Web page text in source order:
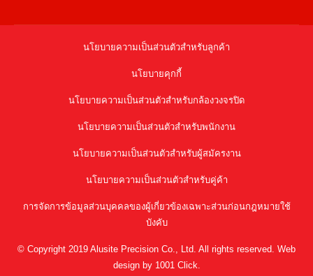
นโยบายความเป็นส่วนตัวสำหรับลูกค้า
นโยบายคุกกี้
นโยบายความเป็นส่วนตัวสำหรับกล้องวงจรปิด
นโยบายความเป็นส่วนตัวสำหรับพนักงาน
นโยบายความเป็นส่วนตัวสำหรับผู้สมัครงาน
นโยบายความเป็นส่วนตัวสำหรับคู่ค้า
การจัดการข้อมูลส่วนบุคคลของผู้เกี่ยวข้องเฉพาะส่วนก่อนกฎหมายใช้
บังคับ
© Copyright 2019 Alusite Precision Co., Ltd. All rights reserved. Web
design by 1001 Click.